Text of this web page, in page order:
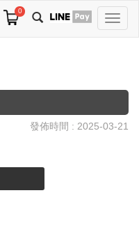
切
換
0
發佈時間 : 2025-03-21